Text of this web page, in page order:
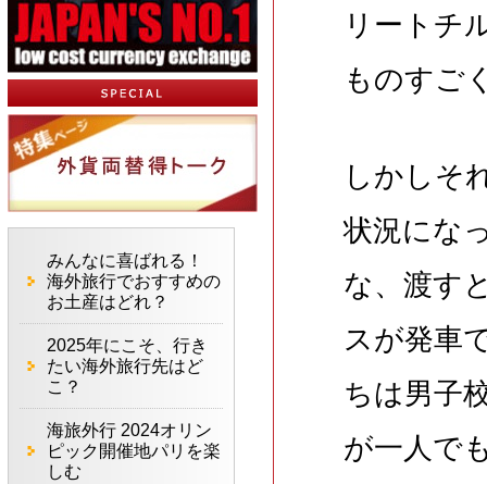
リートチ
ものすご
しかしそ
状況にな
な、渡す
スが発車
ちは男子
が一人で
みんなに喜ばれる！
海外旅行でおすすめの
お土産はどれ？
2025年にこそ、行き
たい海外旅行先はど
こ？
海旅外行 2024オリン
ピック開催地パリを楽
しむ